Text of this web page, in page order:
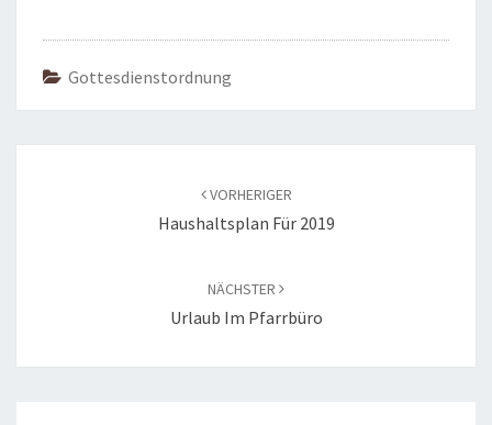
Gottesdienstordnung
VORHERIGER
Haushaltsplan Für 2019
NÄCHSTER
Urlaub Im Pfarrbüro